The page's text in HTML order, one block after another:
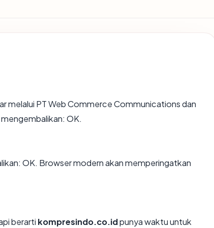
melalui PT Web Commerce Communications dan
OK.
OK. Browser modern akan memperingatkan
berarti kompresindo.co.idpunya waktu untuk